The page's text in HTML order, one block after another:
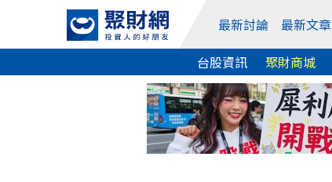
最新討論 最新文章
台股資訊 聚財商城